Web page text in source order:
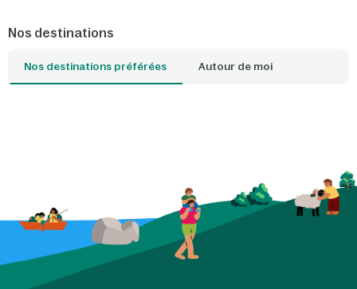
l'autre côté de la frontière belge.
plage qui
Nos destinations
Nos destinations préférées Autour de moi